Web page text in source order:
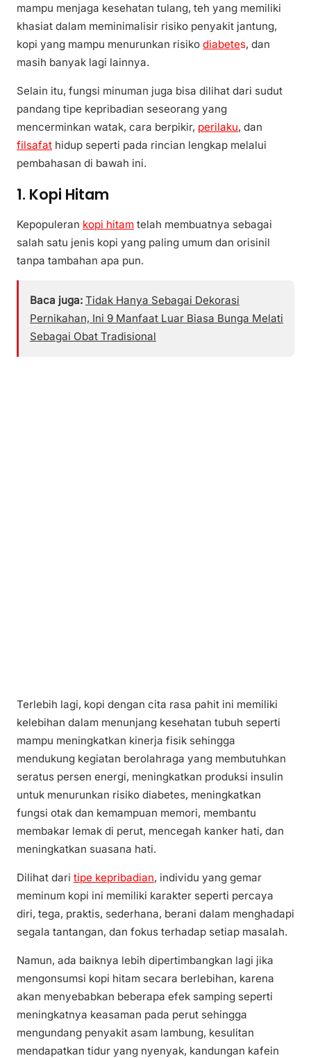
mampu menjaga kesehatan tulang, teh yang memiliki
khasiat dalam meminimalisir risiko penyakit jantung,
kopi yang mampu menurunkan risiko diabetes, dan
masih banyak lagi lainnya.
Selain itu, fungsi minuman juga bisa dilihat dari sudut
pandang tipe kepribadian seseorang yang
mencerminkan watak, cara berpikir, perilaku, dan
filsafat hidup seperti pada rincian lengkap melalui
pembahasan di bawah ini.
1. Kopi Hitam
Kepopuleran kopi hitam telah membuatnya sebagai
salah satu jenis kopi yang paling umum dan orisinil
tanpa tambahan apa pun.
Baca juga: Tidak Hanya Sebagai Dekorasi
Pernikahan, Ini 9 Manfaat Luar Biasa Bunga Melati
Sebagai Obat Tradisional
Terlebih lagi, kopi dengan cita rasa pahit ini memiliki
kelebihan dalam menunjang kesehatan tubuh seperti
mampu meningkatkan kinerja fisik sehingga
mendukung kegiatan berolahraga yang membutuhkan
seratus persen energi, meningkatkan produksi insulin
untuk menurunkan risiko diabetes, meningkatkan
fungsi otak dan kemampuan memori, membantu
membakar lemak di perut, mencegah kanker hati, dan
meningkatkan suasana hati.
Dilihat dari tipe kepribadian, individu yang gemar
meminum kopi ini memiliki karakter seperti percaya
diri, tega, praktis, sederhana, berani dalam menghadapi
segala tantangan, dan fokus terhadap setiap masalah.
Namun, ada baiknya lebih dipertimbangkan lagi jika
mengonsumsi kopi hitam secara berlebihan, karena
akan menyebabkan beberapa efek samping seperti
meningkatnya keasaman pada perut sehingga
mengundang penyakit asam lambung, kesulitan
mendapatkan tidur yang nyenyak, kandungan kafein